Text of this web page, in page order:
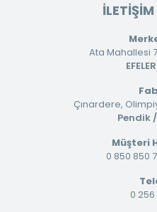
Ata Mahallesi
Çınardere,
Pendik
Müşteri
0 850 850
0 256